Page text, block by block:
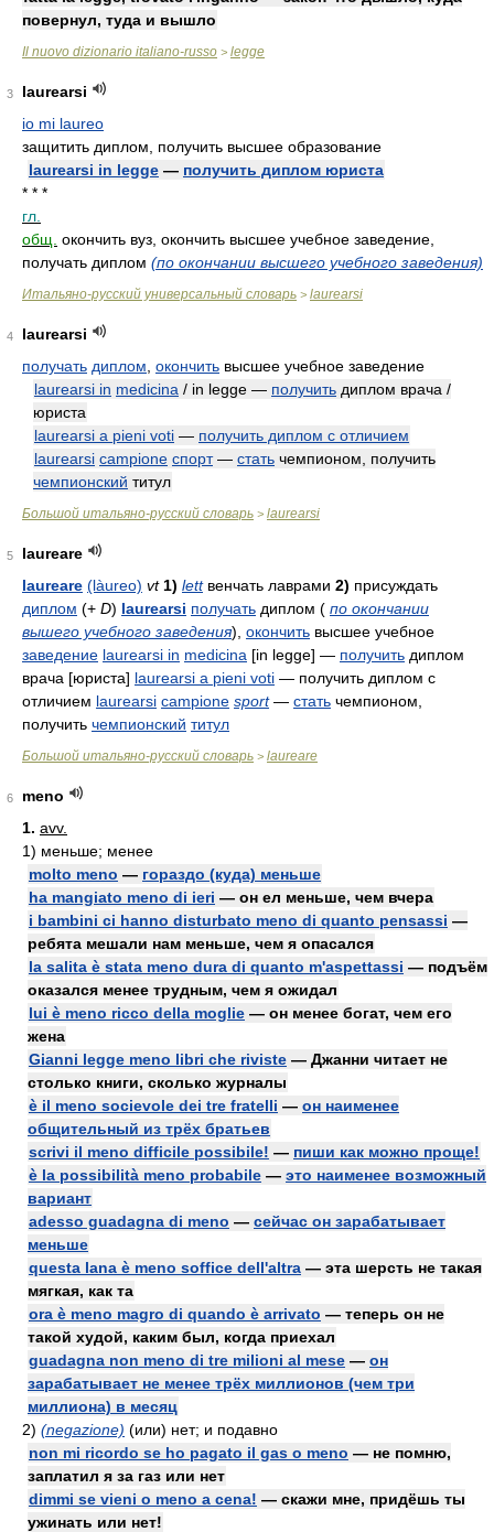
повернул, туда и вышло
Il nuovo dizionario italiano-russo > legge
3
laurearsi
io mi laureo
защитить диплом, получить высшее образование
laurearsi in legge — получить диплом юриста
* * *
гл.
общ. окончить вуз, окончить высшее учебное заведение,
получать диплом (по окончании высшего учебного заведения)
Итальяно-русский универсальный словарь > laurearsi
4
laurearsi
получать диплом окончить высшее учебное заведение
laurearsi in medicina / in legge — получить диплом врача /
юриста
laurearsi a pieni voti — получить диплом с отличием
laurearsi campione спорт— стать чемпионом, получить
чемпионский титул
Большой итальяно-русский словарь > laurearsi
5
laureare
laureare (làureo) vt 1) lett венчать лаврами 2) присуждать
диплом (+ D) laurearsi получать диплом ( по окончании
вышего учебного заведения), окончить высшее учебное
заведение laurearsi in medicina [in legge] — получить диплом
врача [юриста] laurearsi a pieni voti — получить диплом с
отличием laurearsi campione sport — стать чемпионом,
получить чемпионский титул
Большой итальяно-русский словарь > laureare
6
meno
1. avv.
1) меньше; менее
molto meno — гораздо (куда) меньше
ha mangiato meno di ieri — он ел меньше, чем вчера
i bambini ci hanno disturbato meno di quanto pensassi —
ребята мешали нам меньше, чем я опасался
la salita è stata meno dura di quanto m'aspettassi — подъём
оказался менее трудным, чем я ожидал
lui è meno ricco della moglie — он менее богат, чем его
жена
Gianni legge meno libri che riviste — Джанни читает не
столько книги, сколько журналы
è il meno socievole dei tre fratelli — он наименее
общительный из трёх братьев
scrivi il meno difficile possibile! — пиши как можно проще!
è la possibilità meno probabile — это наименее возможный
вариант
adesso guadagna di meno — сейчас он зарабатывает
меньше
questa lana è meno soffice dell'altra — эта шерсть не такая
мягкая, как та
ora è meno magro di quando è arrivato — теперь он не
такой худой, каким был, когда приехал
guadagna non meno di tre milioni al mese — он
зарабатывает не менее трёх миллионов (чем три
миллиона) в месяц
2) (negazione) (или) нет; и подавно
non mi ricordo se ho pagato il gas o meno — не помню,
заплатил я за газ или нет
dimmi se vieni o meno a cena! — скажи мне, придёшь ты
ужинать или нет!